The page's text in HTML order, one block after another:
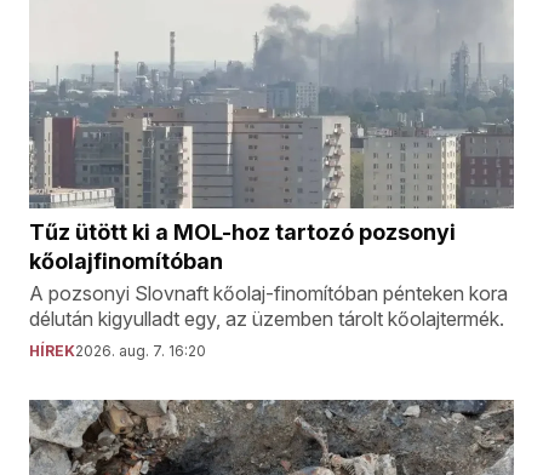
Tűz ütött ki a MOL-hoz tartozó pozsonyi
kőolajfinomítóban
A pozsonyi Slovnaft kőolaj-finomítóban pénteken kora
délután kigyulladt egy, az üzemben tárolt kőolajtermék.
HÍREK2026. aug. 7. 16:20